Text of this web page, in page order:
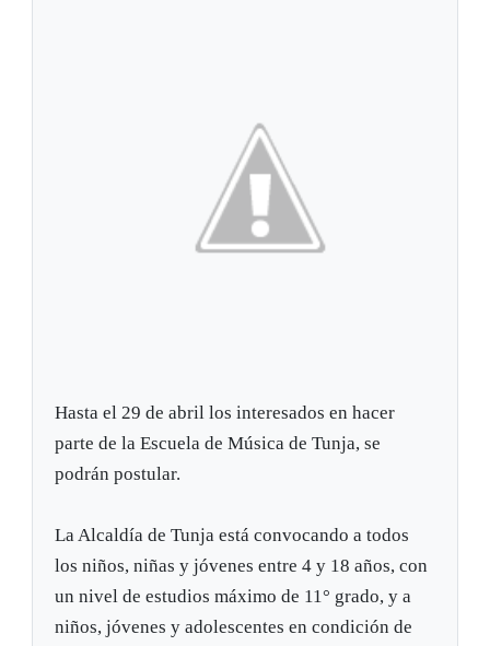
Hasta el 29 de abril los interesados en hacer
parte de la Escuela de Música de Tunja, se
podrán postular.
La Alcaldía de Tunja está convocando a todos
los niños, niñas y jóvenes entre 4 y 18 años, con
un nivel de estudios máximo de 11° grado, y a
niños, jóvenes y adolescentes en condición de